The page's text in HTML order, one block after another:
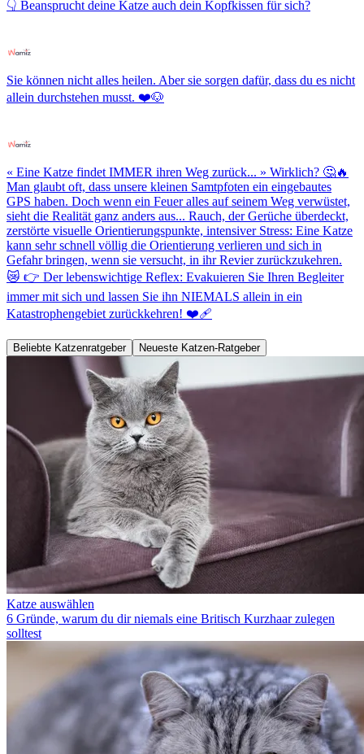
👇 Beansprucht deine Katze auch dein Kopfkissen für sich?
Sie können nicht alles heilen. Aber sie sorgen dafür, dass du es nicht
allein durchstehen musst. ❤️🐶
« Eine Katze findet IMMER ihren Weg zurück... » Wirklich? 🤔🔥
Man glaubt oft, dass unsere kleinen Samtpfoten ein eingebautes
GPS haben. Doch wenn ein Feuer alles auf seinem Weg verwüstet,
sieht die Realität ganz anders aus... Rauch, der Gerüche überdeckt,
zerstörte visuelle Orientierungspunkte, intensiver Stress: Eine Katze
kann sehr schnell völlig die Orientierung verlieren und sich in
Gefahr bringen, wenn sie versucht, in ihr Revier zurückzukehren.
😿 👉 Der lebenswichtige Reflex: Evakuieren Sie Ihren Begleiter
immer mit sich und lassen Sie ihn NIEMALS allein in ein
Katastrophengebiet zurückkehren! ❤️‍🩹
Beliebte Katzenratgeber Neueste Katzen-Ratgeber
Katze auswählen
6 Gründe, warum du dir niemals eine Britisch Kurzhaar zulegen
solltest